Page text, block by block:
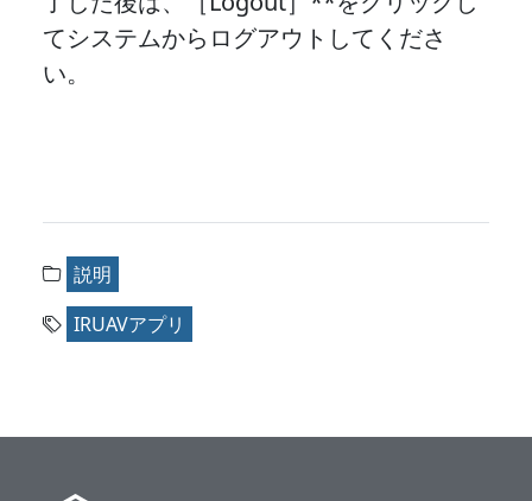
てシステムからログアウトしてくださ
い。
説明
IRUAVアプリ